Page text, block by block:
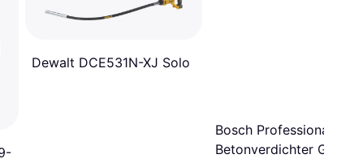
Dewalt DCE531N-XJ Solo
Bosch Professional
Betonverdichter